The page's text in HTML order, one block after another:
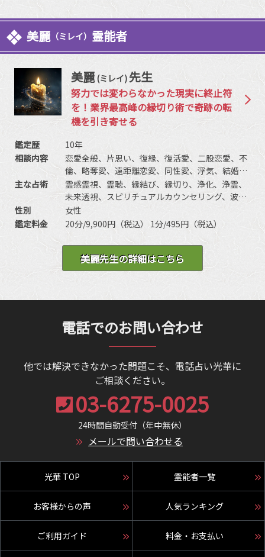
美麗 （ミレイ） 霊能者
美麗(ミレイ)先生
努力では変わらなかった現実に終止符
を！業界最高峰の縁切り術で奇跡の転
機を引き寄せる
鑑定歴
10年
相談内容
恋愛全般、片思い、復縁、復活愛、二股恋愛、不
倫、略奪愛、遠距離恋愛、同性愛、浮気、結婚、
離婚、夫婦問題、家庭/家族問題、親子、育児、教
育、介護、引っ越し、仕事全般、適職、経営、進
路、人間関係、相性、ママ友、相手の気持ち、人
生相談、開運、運勢、健康、金銭、動物、失せ
物、故人、心霊相談など
主な占術
霊感霊視、霊聴、縁結び、縁切り、浄化、浄霊、
未来透視、スピリチュアルカウンセリング、波動
修正、思念伝達、引き寄せ、チャクラ、チャネリ
ング、ヒーリング、オーラ、前世、過去世、守護
ミュニケーションなど
性別
女性
鑑定料金
20分/9,900円（税込） 1分/495円（税込）
美麗先生の詳細はこちら
電話でのお問い合わせ
他では解決できなかった問題こそ、電話占い光華に
ご相談ください。
03-6275-0025
24時間自動受付（年中無休）
メールで問い合わせる
光華 TOP 霊能者一覧
お客様からの声 人気ランキング
ご利用ガイド 料金・お支払い